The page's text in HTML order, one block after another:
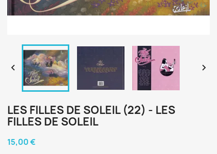
 
LES FILLES DE SOLEIL (22) - LES
FILLES DE SOLEIL
15,00 €